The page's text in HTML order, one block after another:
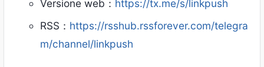
Versione web： https://tx.me/s/linkpush
RSS： https://rsshub.rssforever.com/telegra
m/channel/linkpush